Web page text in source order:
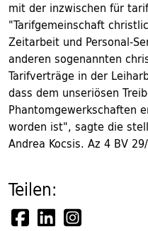
mit der inzwischen für
"Tarifgemeinschaft
Zeitarbeit und Personal-
anderen sogenannten
Tarifverträge in der
dass dem unseriösen
Phantomgewerkschaften
worden ist", sagte die
Andrea Kocsis. Az 4 BV
Teilen: